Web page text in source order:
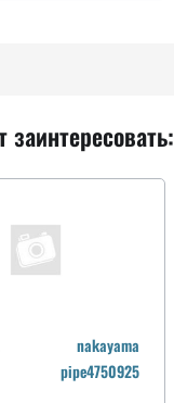
nakayama
pipe4750925